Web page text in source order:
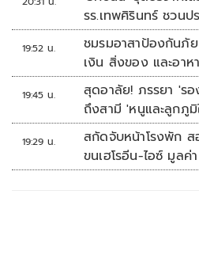
รร.เทพศิรินทร์ ชวนป
19:52 น.
ชมรมอาสาป้องกันภั
เงิน สิ่งของ และอาห
บ้านหนองน้ำใส
19:45 น.
สุดอาลัย! ภรรยา 'ร
ถึงสามี 'หนูและลูกภูมิ
19:29 น.
สกัดจับหน้าโรงพัก ส
ขนเฮโรอีน-ไอซ์ มูลค่